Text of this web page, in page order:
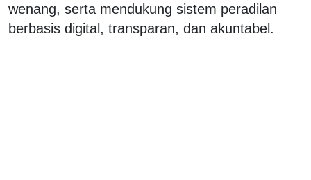
wenang, serta mendukung sistem peradilan
berbasis digital, transparan, dan akuntabel.